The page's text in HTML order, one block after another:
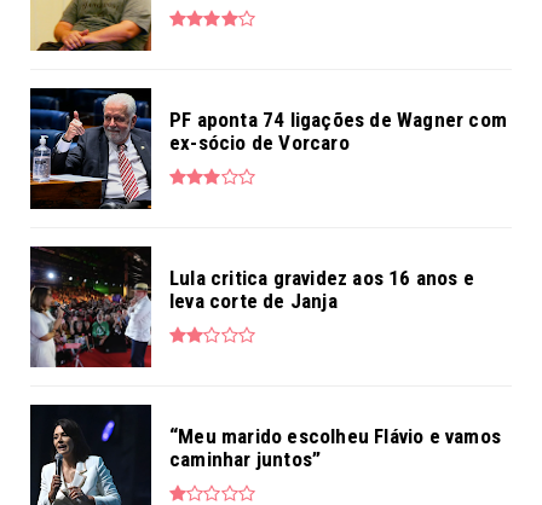
PF aponta 74 ligações de Wagner com
ex-sócio de Vorcaro
Lula critica gravidez aos 16 anos e
leva corte de Janja
“Meu marido escolheu Flávio e vamos
caminhar juntos”